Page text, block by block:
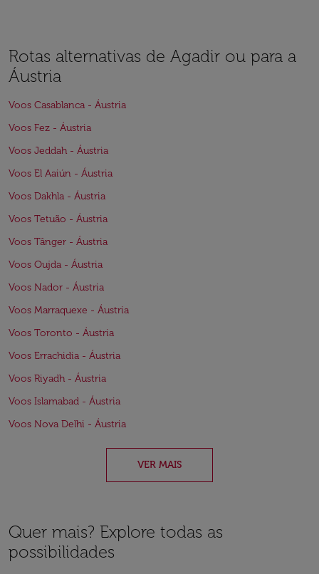
Rotas alternativas de Agadir ou para a
Áustria
Voos Casablanca - Áustria
Voos Fez - Áustria
Voos Jeddah - Áustria
Voos El Aaiún - Áustria
Voos Dakhla - Áustria
Voos Tetuão - Áustria
Voos Tânger - Áustria
Voos Oujda - Áustria
Voos Nador - Áustria
Voos Marraquexe - Áustria
Voos Toronto - Áustria
Voos Errachidia - Áustria
Voos Riyadh - Áustria
Voos Islamabad - Áustria
Voos Nova Delhi - Áustria
VER MAIS
Quer mais? Explore todas as
possibilidades